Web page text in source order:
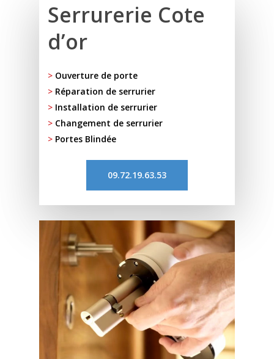
Serrurerie Cote
d’or
>Ouverture de porte
>Réparation de serrurier
>Installation de serrurier
>Changement de serrurier
>Portes Blindée
09.72.19.63.53